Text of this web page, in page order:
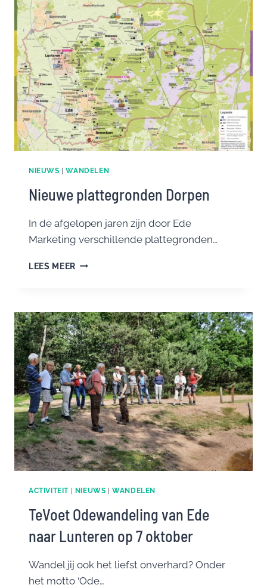
VOOR
HET
LANDSCHAP
NIEUWS |WANDELEN
Nieuwe plattegronden Dorpen
In de afgelopen jaren zijn door Ede
Marketing verschillende plattegronden…
LEES MEER NIEUWE
ACTIVITEIT| NIEUWS |WANDELEN
TeVoet Odewandeling van Ede
naar Lunteren op 7 oktober
Wandel jij ook het liefst onverhard? Onder
het motto ‘Ode…